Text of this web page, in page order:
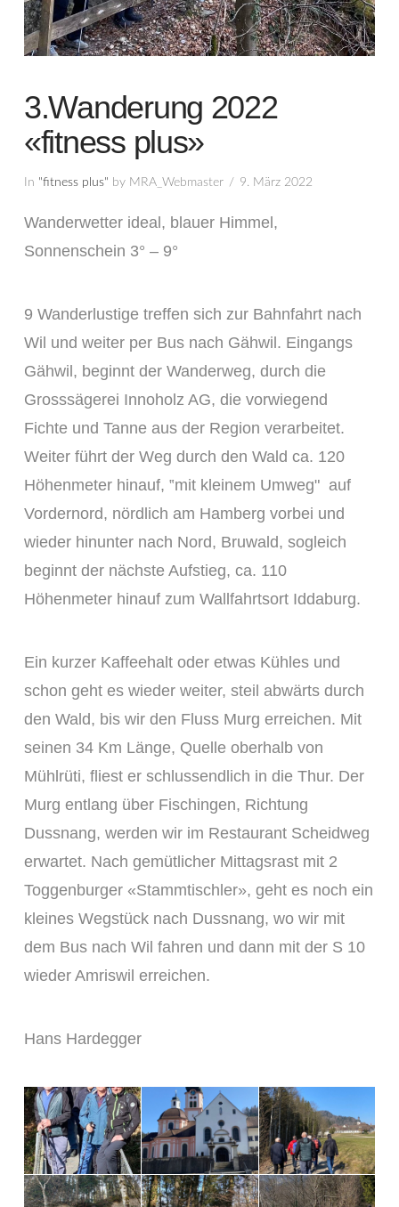
3.Wanderung 2022
«fitness plus»
In "fitness plus" by MRA_Webmaster 9. März 2022
Wanderwetter ideal, blauer Himmel,
Sonnenschein 3° – 9°
9 Wanderlustige treffen sich zur Bahnfahrt nach
Wil und weiter per Bus nach Gähwil. Eingangs
Gähwil, beginnt der Wanderweg, durch die
Grosssägerei Innoholz AG, die vorwiegend
Fichte und Tanne aus der Region verarbeitet.
Weiter führt der Weg durch den Wald ca. 120
Höhenmeter hinauf, ‟mit kleinem Umwegʺ auf
Vordernord, nördlich am Hamberg vorbei und
wieder hinunter nach Nord, Bruwald, sogleich
beginnt der nächste Aufstieg, ca. 110
Höhenmeter hinauf zum Wallfahrtsort Iddaburg.
Ein kurzer Kaffeehalt oder etwas Kühles und
schon geht es wieder weiter, steil abwärts durch
den Wald, bis wir den Fluss Murg erreichen. Mit
seinen 34 Km Länge, Quelle oberhalb von
Mühlrüti, fliest er schlussendlich in die Thur. Der
Murg entlang über Fischingen, Richtung
Dussnang, werden wir im Restaurant Scheidweg
erwartet. Nach gemütlicher Mittagsrast mit 2
Toggenburger «Stammtischler», geht es noch ein
kleines Wegstück nach Dussnang, wo wir mit
dem Bus nach Wil fahren und dann mit der S 10
wieder Amriswil erreichen.
Hans Hardegger